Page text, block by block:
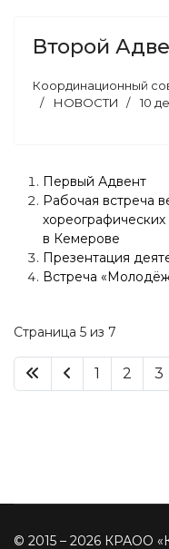
Второй
Координационный
НОВОСТИ
10
Первый Адвент
Рабочая встреча
в Кемерове
Презентация
Встреча
Страница 5 из 7
1 2 3
© 2015 – 2026 КРАОО